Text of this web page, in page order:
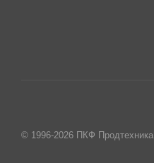
© 1996-2026 ПКФ Продтехника